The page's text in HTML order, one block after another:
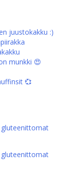
juustokakku :)
munkki 😍
💞